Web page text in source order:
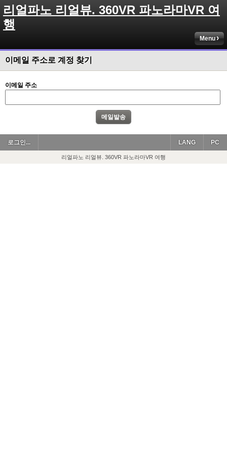
리얼파노 리얼뷰. 360VR 파노라마VR 여
행
Menu
이메일 주소로 계정 찾기
이메일 주소
로그인... PC
LANG
리얼파노 리얼뷰. 360VR 파노라마VR 여행